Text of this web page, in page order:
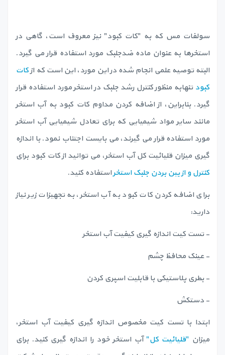
سولفات مس که به "کات کبود" نیز معروف است، گاهی در
استخرها به عنوان ماده ضدجلبک مورد استفاده قرار می گیرد.
البته توصیه علمی انجام شده در این مورد، این است که ازکات
کبود تنهابه منظور کنترل رشد جلبک در استخر مورد استفاده قرار
گیرد. بنابراین، از اضافه کردن مداوم کات کبود به آب استخر
مانند سایر مواد شیمیایی که برای تعادل شیمیایی آب استخر
مورد استفاده قرار می گیرند، می بایست اجتناب نمود. با اندازه
گیری میزان قلیائیت کل آب استخر، می توانید از کات کبود برای
کنترل و از بین بردن جلبک استخراستفاده کنید.
برای اضافه کردن کات کبود به آب استخر، به تجهیزات زیر نیاز
دارید:
- تست کیت اندازه گیری کیفیت آب استخر
- عینک محافظ چشم
- بطری پلاستیکی با قابلیت اسپری کردن
- دستکش
ابتدا با تست کیت مخصوص اندازه گیری کیفیت آب استخر،
میزان "قلیائیت کل"آب استخر خود را اندازه گیری کنید. برای